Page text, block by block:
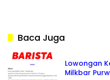
Baca Juga
Lowongan
Milkbar